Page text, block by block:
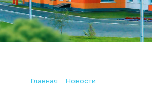
Главная Новости